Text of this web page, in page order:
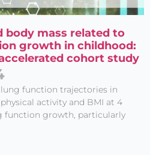
body mass related to
growth in childhood:
cohort study
function trajectories in
activity and BMI at 4
function growth, particularly